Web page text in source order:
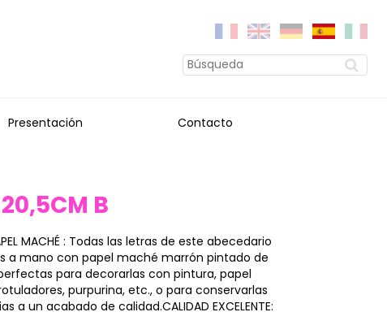
Presentación Contacto
20,5CM B
MACHÉ : Todas las letras de este abecedario
a mano con papel maché marrón pintado de
para decorarlas con pintura, papel
purpurina, etc., o para conservarlas
a un acabado de calidad.CALIDAD EXCELENTE: